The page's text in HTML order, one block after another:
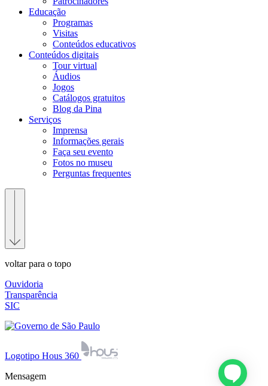
Educação
Programas
Visitas
Conteúdos educativos​
Conteúdos digitais
Tour virtual
Áudios
Jogos
Catálogos gratuitos
Blog da Pina
Serviços
Imprensa
Informações gerais
Faça seu evento
Fotos no museu
Perguntas frequentes
voltar para o topo
Ouvidoria
Transparência
SIC
Logotipo Hous 360
Mensagem